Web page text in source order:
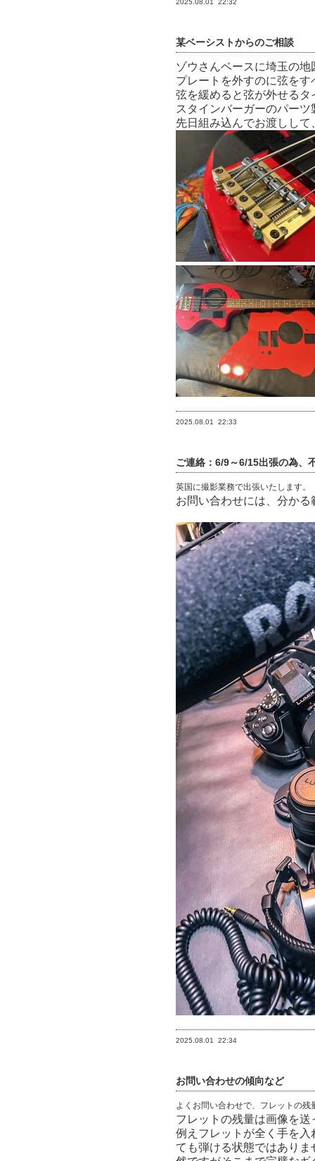
2025.08.01 22:32
某ベーシストからのご相談
ゾウさんベースに埼玉の
プレートを外すのに弦を
弦を緩めると弦が外せる
スタインバーガーのパー
先日組み込んでお渡しし
2025.08.01 22:33
ご連絡：6/9～6/15出張の為、
英国に撮影業務で出張いたします。
お問い合わせには、分か
2025.08.01 22:34
お問い合わせの傾向など
よくお問い合わせで、フレットの
フレットの残量は画像を
例えフレットが全く手を
ても弾ける状態ではあり